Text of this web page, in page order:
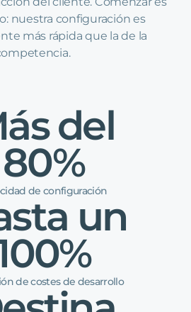
nuestra configuración es
más rápida que la de la
del
80%
de configuración
un
de costes de desarrollo